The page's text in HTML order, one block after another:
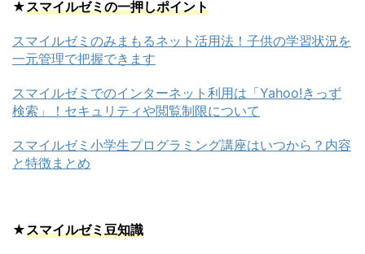
★スマイルゼミの一押しポイント
スマイルゼミのみまもるネット活用法！子供の学習状況を
一元管理で把握できます
スマイルゼミでのインターネット利用は「Yahoo!きっず
検索」！セキュリティや閲覧制限について
スマイルゼミ小学生プログラミング講座はいつから？内容
と特徴まとめ
★スマイルゼミ豆知識